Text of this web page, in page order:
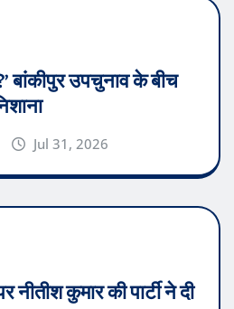
बांकीपुर उपचुनाव के बीच
Jul 31, 2026
नीतीश कुमार की पार्टी ने दी